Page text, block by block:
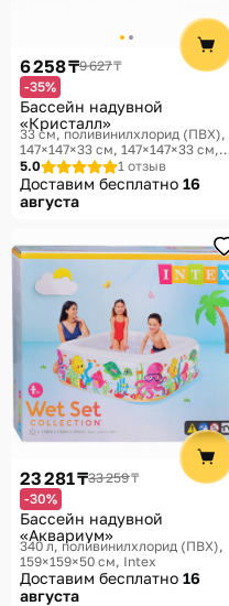
6 258 ₸9 627 ₸
-35%
Бассейн надувной
«Кристалл»
33 см, поливинилхлорид (ПВХ),
147×147×33 см, 147×147×33 см
Intex
5.0 1 отзыв
Доставим бесплатно 16
августа
23 281 ₸33 259 ₸
-30%
Бассейн надувной
«Аквариум»
340 л, поливинилхлорид (ПВХ),
159×159×50 см Intex
Доставим бесплатно 16
августа